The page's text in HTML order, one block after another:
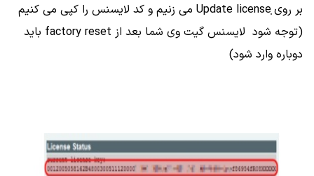
بر روی ̣Update license می زنیم و کد لایسنس را کپی می کنیم
(توجه شود لایسنس گیت وی شما بعد از factory reset باید
دوباره وارد شود)